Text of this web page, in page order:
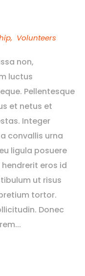
, Volunteers
non,
luctus
Pellentesque
et netus et
Integer
convallis urna
ligula posuere
eros id
ut risus
tortor.
Donec